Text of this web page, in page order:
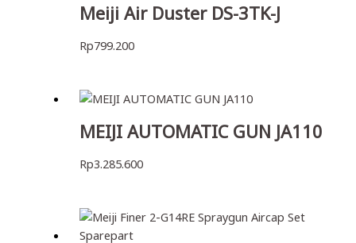
Meiji Air Duster DS-3TK-J
Rp799.200
MEIJI AUTOMATIC GUN JA110
Rp3.285.600